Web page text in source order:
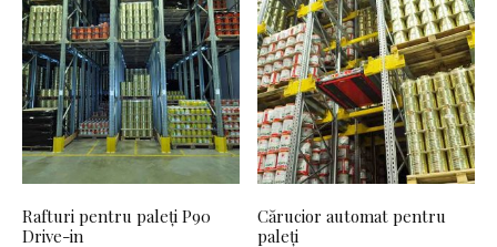
Rafturi pentru paleți P90
Drive-in
Cărucior automat pentru
paleți